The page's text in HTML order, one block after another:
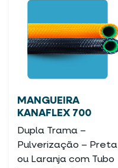
MANGUEIRA
KANAFLEX 700
Dupla Trama –
Pulverização – Preta
ou Laranja com Tubo